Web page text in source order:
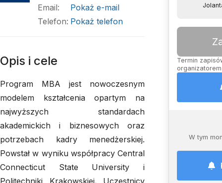
Termin
W tym
Email:
Pokaż e-mail
Telefon: Pokaż telefon
Opis i cele
Program MBA jest nowoczesnym
modelem kształcenia opartym na
najwyższych standardach
akademickich i biznesowych oraz
potrzebach kadry menedżerskiej.
Powstał w wyniku współpracy Central
Connecticut State University i
Politechniki Krakowskiej. Uczestnicy